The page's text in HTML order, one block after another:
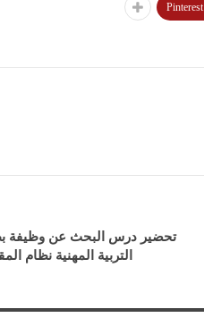
Pinterest
تحضير درس البحث عن وظيفة
التربية المهنية نظام